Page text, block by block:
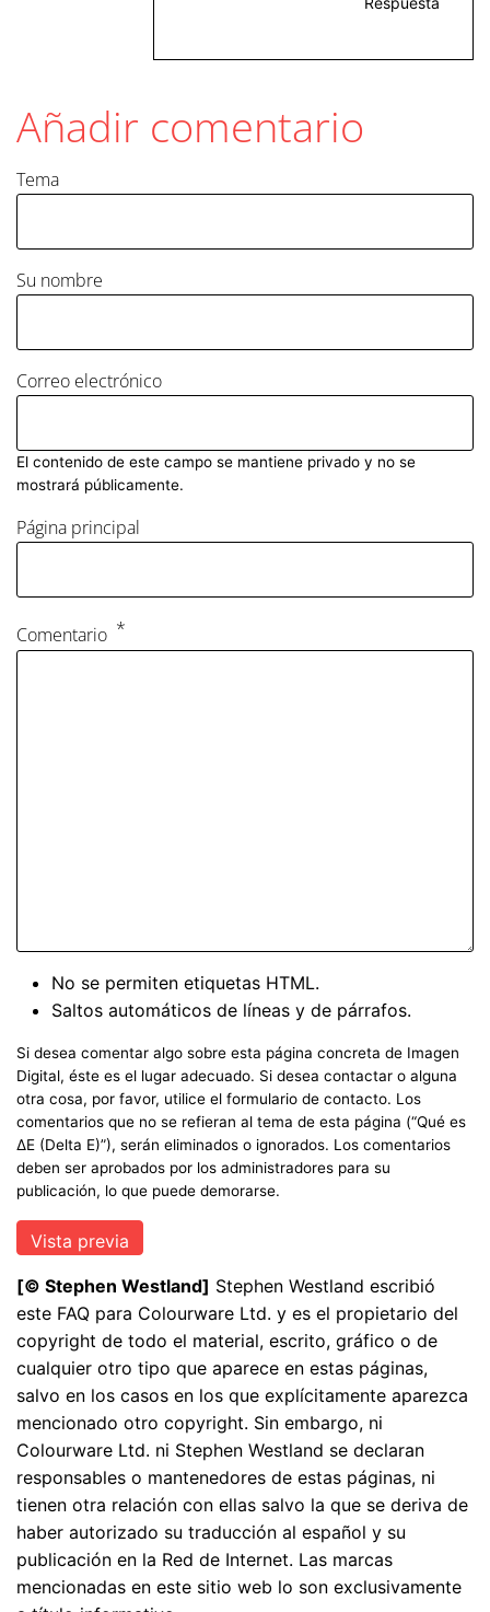
Añadir comentario
Tema
Su nombre
Correo electrónico
El contenido de este campo se mantiene privado y no se
mostrará públicamente.
Página principal
Comentario
No se permiten etiquetas HTML.
Saltos automáticos de líneas y de párrafos.
Si desea comentar algo sobre esta página concreta de Imagen
Digital, éste es el lugar adecuado. Si desea contactar o alguna
otra cosa, por favor, utilice el formulario de contacto. Los
comentarios que no se refieran al tema de esta página (“Qué es
ΔE (Delta E)”), serán eliminados o ignorados. Los comentarios
deben ser aprobados por los administradores para su
publicación, lo que puede demorarse.
[© Stephen Westland] Stephen Westland escribió
este FAQ para Colourware Ltd. y es el propietario del
copyright de todo el material, escrito, gráfico o de
cualquier otro tipo que aparece en estas páginas,
salvo en los casos en los que explícitamente aparezca
mencionado otro copyright. Sin embargo, ni
Colourware Ltd. ni Stephen Westland se declaran
responsables o mantenedores de estas páginas, ni
tienen otra relación con ellas salvo la que se deriva de
haber autorizado su traducción al español y su
publicación en la Red de Internet. Las marcas
mencionadas en este sitio web lo son exclusivamente